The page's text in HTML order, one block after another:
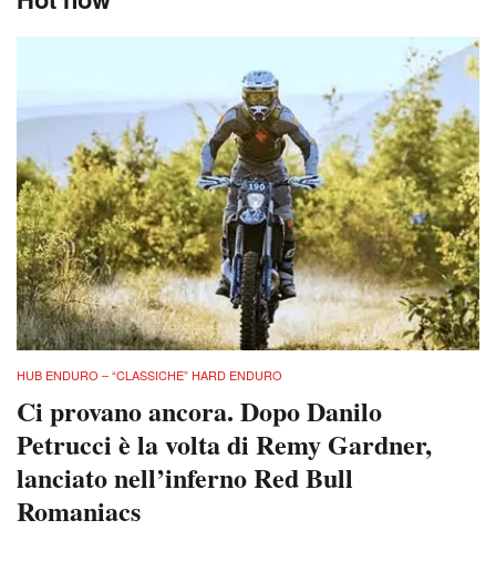
HUB ENDURO – “CLASSICHE” HARD ENDURO
Ci provano ancora. Dopo Danilo
Petrucci è la volta di Remy Gardner,
lanciato nell’inferno Red Bull
Romaniacs